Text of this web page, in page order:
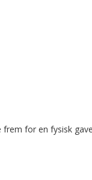
frem for en fysisk